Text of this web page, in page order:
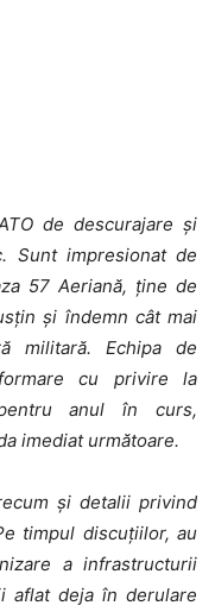
de descurajare și
Sunt impresionat de
57 Aeriană, ține de
și îndemn cât mai
militară. Echipa de
cu privire la
anul în curs,
imediat următoare.
și detalii privind
timpul discuțiilor, au
a infrastructurii
aflat deja în derulare